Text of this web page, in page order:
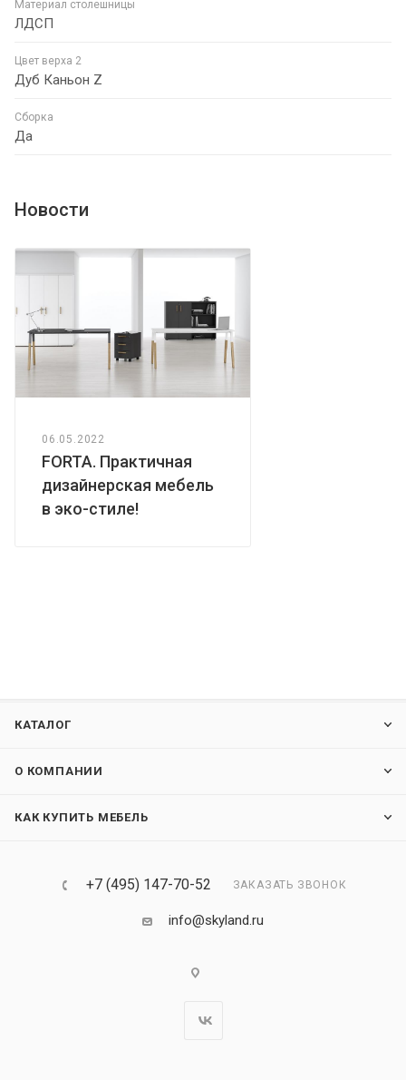
Материал столешницы
ЛДСП
Цвет верха 2
Дуб Каньон Z
Сборка
Да
Новости
06.05.2022
FORTA. Практичная
дизайнерская мебель
в эко-стиле!
КАТАЛОГ
О КОМПАНИИ
КАК КУПИТЬ МЕБЕЛЬ
+7 (495) 147-70-52 ЗАКАЗАТЬ ЗВОНОК
info@skyland.ru